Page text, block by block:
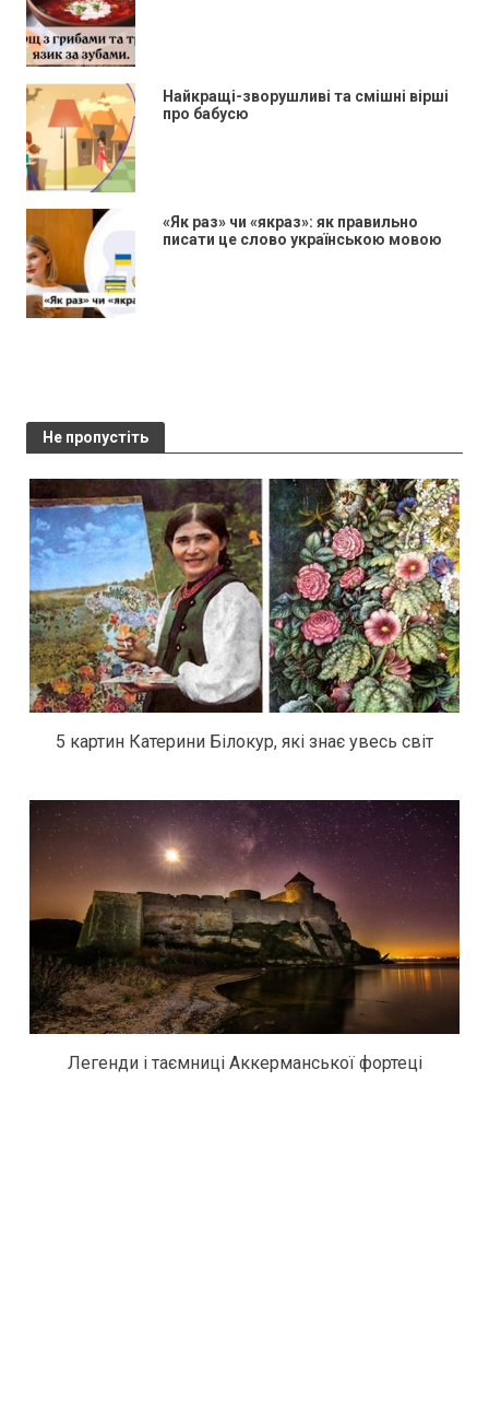
Найкращі-зворушливі та смішні вірші
про бабусю
«Як раз» чи «якраз»: як правильно
писати це слово українською мовою
Не пропустіть
5 картин Катерини Білокур, які знає увесь світ
Легенди і таємниці Аккерманської фортеці